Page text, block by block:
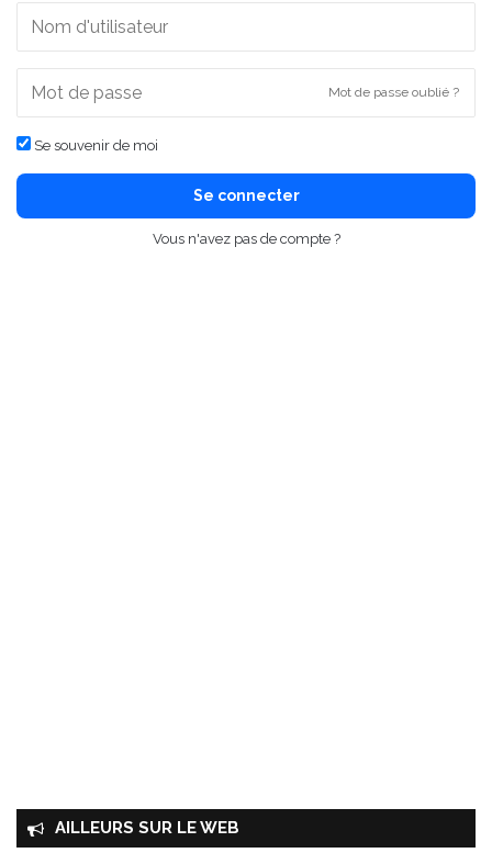
Mot de passe oublié ?
Se souvenir de moi
Se connecter
Vous n'avez pas de compte ?
AILLEURS SUR LE WEB